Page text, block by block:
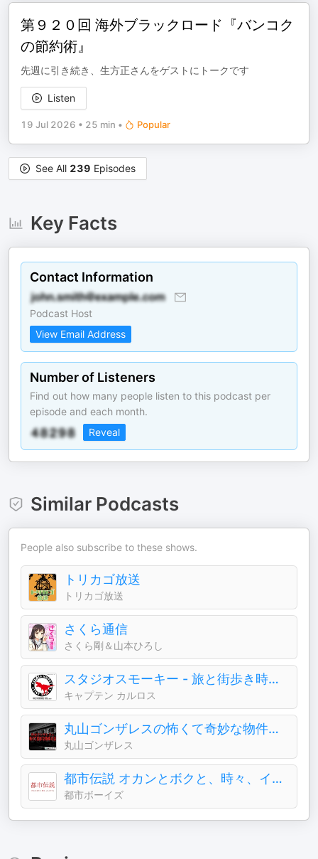
第９２０回 海外ブラックロード『バンコク
の節約術』
先週に引き続き、生方正さんをゲストにトークです
Listen
19 Jul 2026 • 25 min • Popular
See All 239 Episodes
Key Facts
Contact Information
Podcast Host
View Email Address
Number of Listeners
Find out how many people listen to this podcast per
episode and each month.
Reveal
Similar Podcasts
People also subscribe to these shows.
トリカゴ放送
トリカゴ放送
さくら通信
さくら剛＆山本ひろし
スタジオスモーキー - 旅と街歩き時々出会い -
キャプテン カルロス
丸山ゴンザレスの怖くて奇妙な物件の話
丸山ゴンザレス
都市伝説 オカンとボクと、時々、イルミナティ
都市ボーイズ